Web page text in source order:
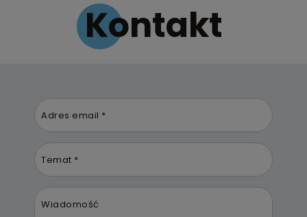
Kontakt
Adres email *
Temat *
Wiadomość